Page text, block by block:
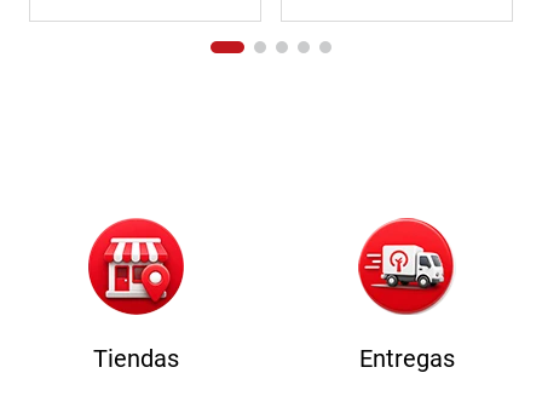
Tiendas Entregas